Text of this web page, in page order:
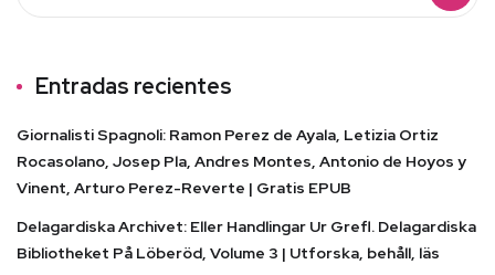
Entradas recientes
Giornalisti Spagnoli: Ramon Perez de Ayala, Letizia Ortiz
Rocasolano, Josep Pla, Andres Montes, Antonio de Hoyos y
Vinent, Arturo Perez-Reverte | Gratis EPUB
Delagardiska Archivet: Eller Handlingar Ur Grefl. Delagardiska
Bibliotheket På Löberöd, Volume 3 | Utforska, behåll, läs